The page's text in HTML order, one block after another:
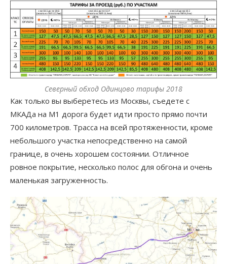
Северный обход Одинцово тарифы 2018
Как только вы выберетесь из Москвы, съедете с
МКАДа на М1 дорога будет идти просто прямо почти
700 километров. Трасса на всей протяженности, кроме
небольшого участка непосредственно на самой
границе, в очень хорошем состоянии. Отличное
ровное покрытие, несколько полос для обгона и очень
маленькая загруженность.